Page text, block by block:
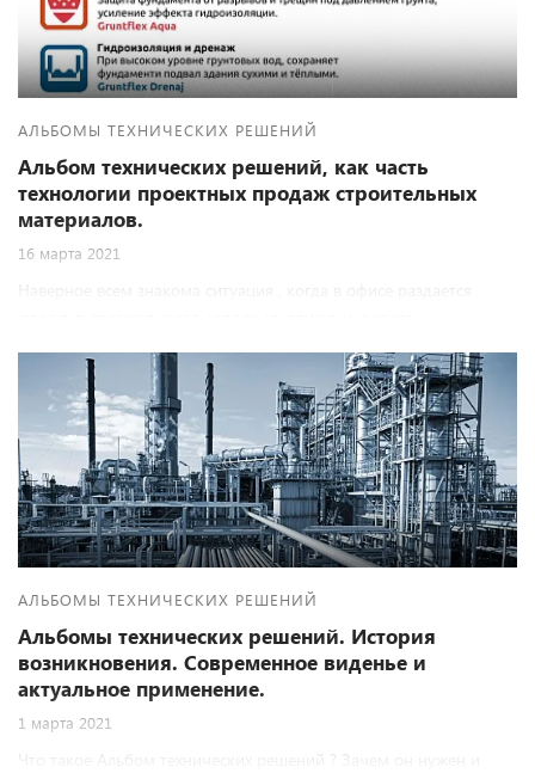
АЛЬБОМЫ ТЕХНИЧЕСКИХ РЕШЕНИЙ
Альбом технических решений, как часть
технологии проектных продаж строительных
материалов.
16 марта 2021
проектировщика. Так начинается классическая схема холодных
проектных продаж. В данной публикации рассмотрим все за и
против данного подхода к проектным продажам и определим
место Альбома технических решений , как инструмента
продвижения строительных материалов и изделий.
АЛЬБОМЫ ТЕХНИЧЕСКИХ РЕШЕНИЙ
Альбомы технических решений. История
возникновения. Современное виденье и
актуальное применение.
1 марта 2021
Что такое Альбом технических решений ? Зачем он нужен и